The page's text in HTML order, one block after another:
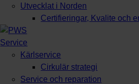
Utvecklat i Norden
Certifieringar, Kvalite och
Service
Kärlservice
Cirkulär strategi
Service och reparation